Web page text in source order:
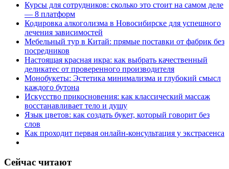
Курсы для сотрудников: сколько это стоит на самом деле
— 8 платформ
Кодировка алкоголизма в Новосибирске для успешного
лечения зависимостей
Мебельный тур в Китай: прямые поставки от фабрик без
посредников
Настоящая красная икра: как выбрать качественный
деликатес от проверенного производителя
Монобукеты: Эстетика минимализма и глубокий смысл
каждого бутона
Искусство прикосновения: как классический массаж
восстанавливает тело и душу
Язык цветов: как создать букет, который говорит без
слов
Как проходит первая онлайн-консультация у экстрасенса
Сейчас читают